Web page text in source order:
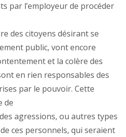
par l’employeur de procéder
des citoyens désirant se
public, vont encore
et la colère des
en rien responsables des
par le pouvoir. Cette
de
agressions, ou autres types
ces personnels, qui seraient